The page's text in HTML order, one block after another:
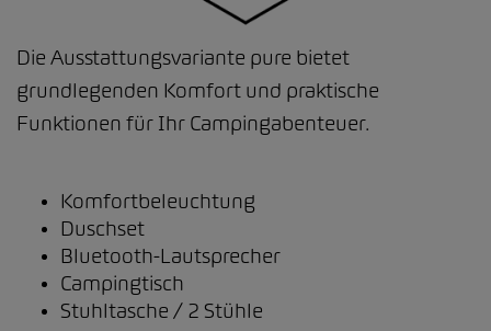
Die Ausstattungsvariante pure bietet
grundlegenden Komfort und praktische
Funktionen für Ihr Campingabenteuer.
Komfortbeleuchtung
Duschset
Bluetooth-Lautsprecher
Campingtisch
Stuhltasche / 2 Stühle